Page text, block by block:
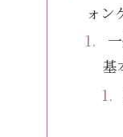
ォン
基